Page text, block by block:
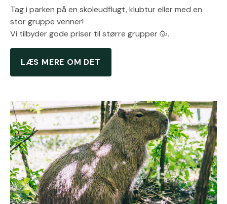
Tag i parken på en skoleudflugt, klubtur eller med en
stor gruppe venner!
Vi tilbyder gode priser til større grupper 🥳.
LÆS MERE OM DET